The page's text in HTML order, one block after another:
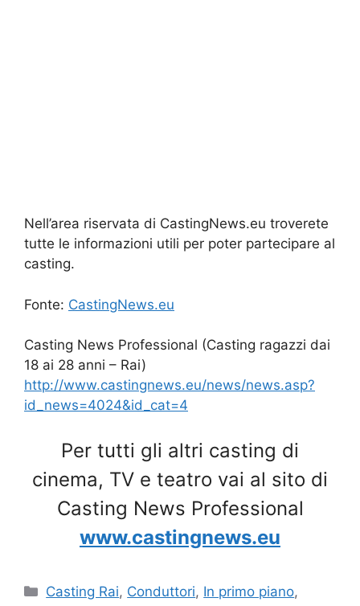
Nell’area riservata di CastingNews.eu troverete
tutte le informazioni utili per poter partecipare al
casting.
Fonte: CastingNews.eu
Casting News Professional (Casting ragazzi dai
18 ai 28 anni – Rai)
http://www.castingnews.eu/news/news.asp?
id_news=4024&id_cat=4
Per tutti gli altri casting di
cinema, TV e teatro vai al sito di
Casting News Professional
www.castingnews.eu
Categorie
Casting Rai, Conduttori, In primo piano,